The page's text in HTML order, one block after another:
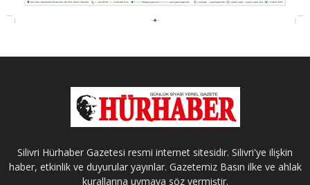
Silivri Hürhaber Gazetesi resmi internet sitesidir. Silivri'ye ilişkin
haber, etkinlik ve duyurular yayınlar. Gazetemiz Basın ilke ve ahlak
kurallarına uymaya söz vermiştir.